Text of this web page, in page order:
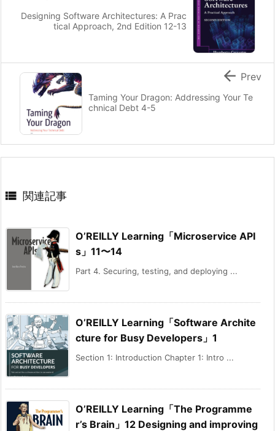
Designing Software Architectures: A Prac
tical Approach, 2nd Edition 12-13
Taming Your Dragon: Addressing Your Te
chnical Debt 4-5
 Prev
 関連記事
O’REILLY Learning「Microservice API
s」11〜14
Part 4. Securing, testing, and deploying ...
O’REILLY Learning「Software Archite
cture for Busy Developers」1
Section 1: Introduction Chapter 1: Intro ...
O’REILLY Learning「The Programme
r’s Brain」12 Designing and improving